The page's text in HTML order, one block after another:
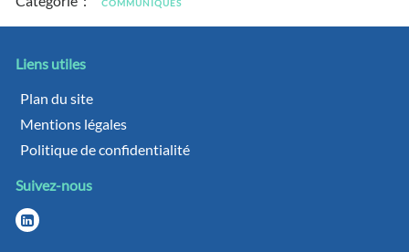
COMMUNIQUÉS
Liens utiles
Plan du site
Mentions légales
Politique de confidentialité
Suivez-nous